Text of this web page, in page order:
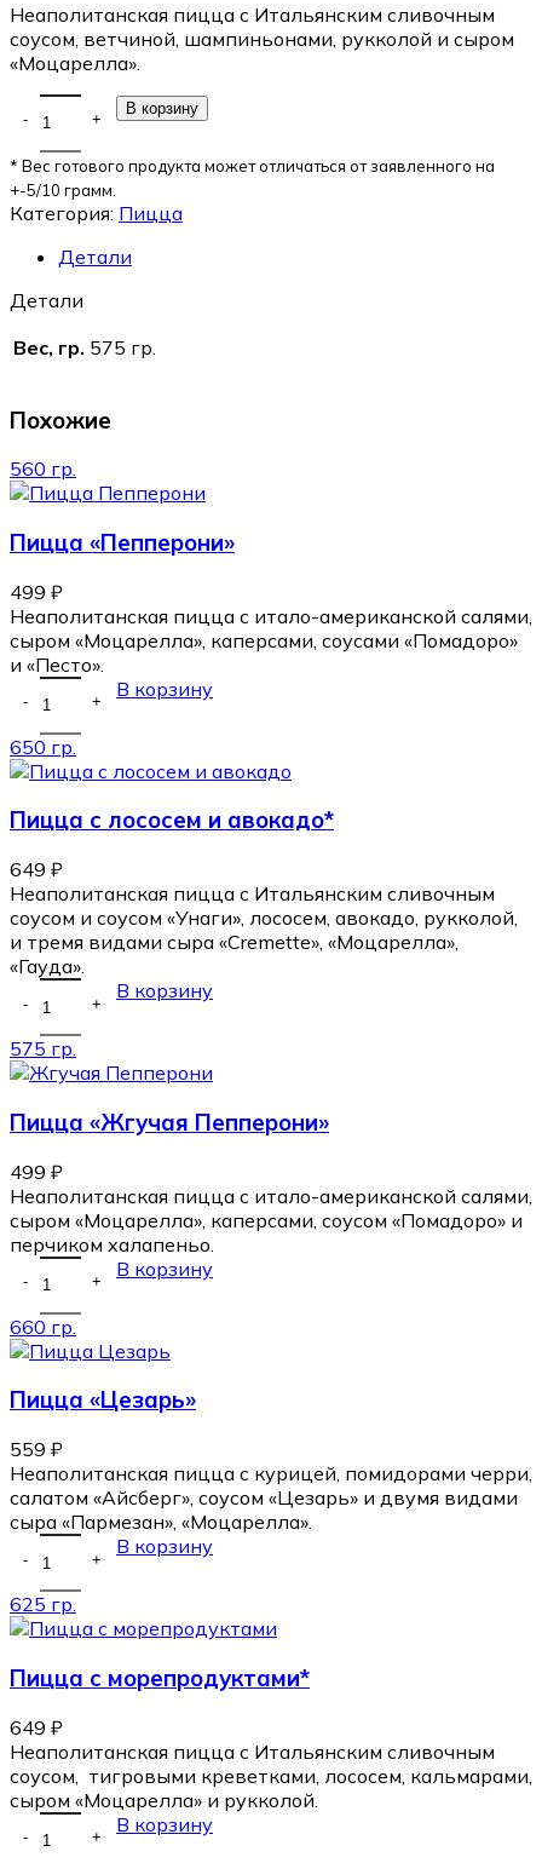
Неаполитанская пицца с Итальянским сливочным
соусом, ветчиной, шампиньонами, рукколой и сыром
«Моцарелла».
В корзину
* Вес готового продукта может отличаться от заявленного на
+-5/10 грамм.
Категория: Пицца
Детали
Детали
Вес, гр. 575 гр.
Похожие
560 гр.
Пицца «Пепперони»
499 ₽
Неаполитанская пицца с итало-американской салями,
сыром «Моцарелла», каперсами, соусами «Помадоро»
и «Песто».
В корзину
650 гр.
Пицца с лососем и авокадо*
649 ₽
Неаполитанская пицца с Итальянским сливочным
соусом и соусом «Унаги», лососем, авокадо, рукколой,
и тремя видами сыра «Cremette», «Моцарелла»,
«Гауда».
В корзину
575 гр.
Пицца «Жгучая Пепперони»
499 ₽
Неаполитанская пицца с итало-американской салями,
сыром «Моцарелла», каперсами, соусом «Помадоро» и
перчиком халапеньо.
В корзину
660 гр.
Пицца «Цезарь»
559 ₽
Неаполитанская пицца с курицей, помидорами черри,
салатом «Айсберг», соусом «Цезарь» и двумя видами
сыра «Пармезан», «Моцарелла».
В корзину
625 гр.
Пицца с морепродуктами*
649 ₽
Неаполитанская пицца с Итальянским сливочным
соусом, тигровыми креветками, лососем, кальмарами,
сыром «Моцарелла» и рукколой.
В корзину